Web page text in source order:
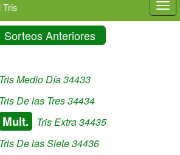
Tris
Sorteos Anteriores
Tris Medio Día 34433
Tris De las Tres 34434
Mult. Tris Extra 34435
Tris De las Siete 34436